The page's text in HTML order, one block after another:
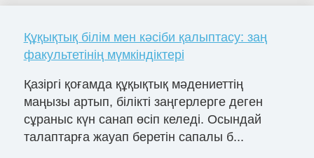
Құқықтық білім мен кәсіби қалыптасу: заң
факультетінің мүмкіндіктері
Қазіргі қоғамда құқықтық мәдениеттің
маңызы артып, білікті заңгерлерге деген
сұраныс күн санап өсіп келеді. Осындай
талаптарға жауап беретін сапалы б...